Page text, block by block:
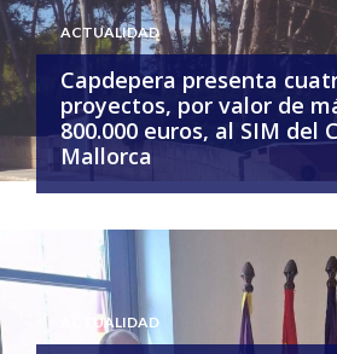
ACTUALIDAD
Capdepera presenta
proyectos, por valor de
800.000 euros, al SIM del
Mallorca
ACTUALIDAD